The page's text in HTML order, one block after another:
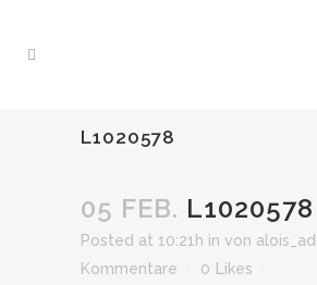
L1020578
05 FEB. L1020578
Posted at 10:21h in von
Kommentare
0 Likes